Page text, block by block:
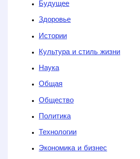
Будущее
Здоровье
Истории
Культура и стиль жизни
Наука
Общая
Общество
Политика
Технологии
Экономика и бизнес